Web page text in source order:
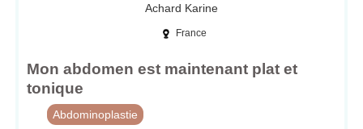
Achard Karine
France
Mon abdomen est maintenant plat et
tonique
Abdominoplastie